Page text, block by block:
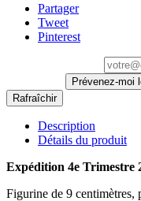
Partager
Tweet
Pinterest
Prévenez-moi
Description
Détails du produit
Expédition 4e Trimestre
Figurine de 9 centimètres,